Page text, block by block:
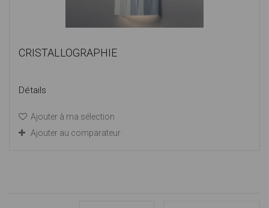
CRISTALLOGRAPHIE
Détails
Ajouter à ma sélection
Ajouter au comparateur